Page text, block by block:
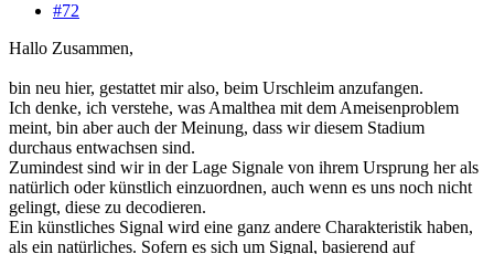
#72
Hallo Zusammen,
bin neu hier, gestattet mir also, beim Urschleim anzufangen.
Ich denke, ich verstehe, was Amalthea mit dem Ameisenproblem
meint, bin aber auch der Meinung, dass wir diesem Stadium
durchaus entwachsen sind.
Zumindest sind wir in der Lage Signale von ihrem Ursprung her als
natürlich oder künstlich einzuordnen, auch wenn es uns noch nicht
gelingt, diese zu decodieren.
Ein künstliches Signal wird eine ganz andere Charakteristik haben,
als ein natürliches. Sofern es sich um Signal, basierend auf